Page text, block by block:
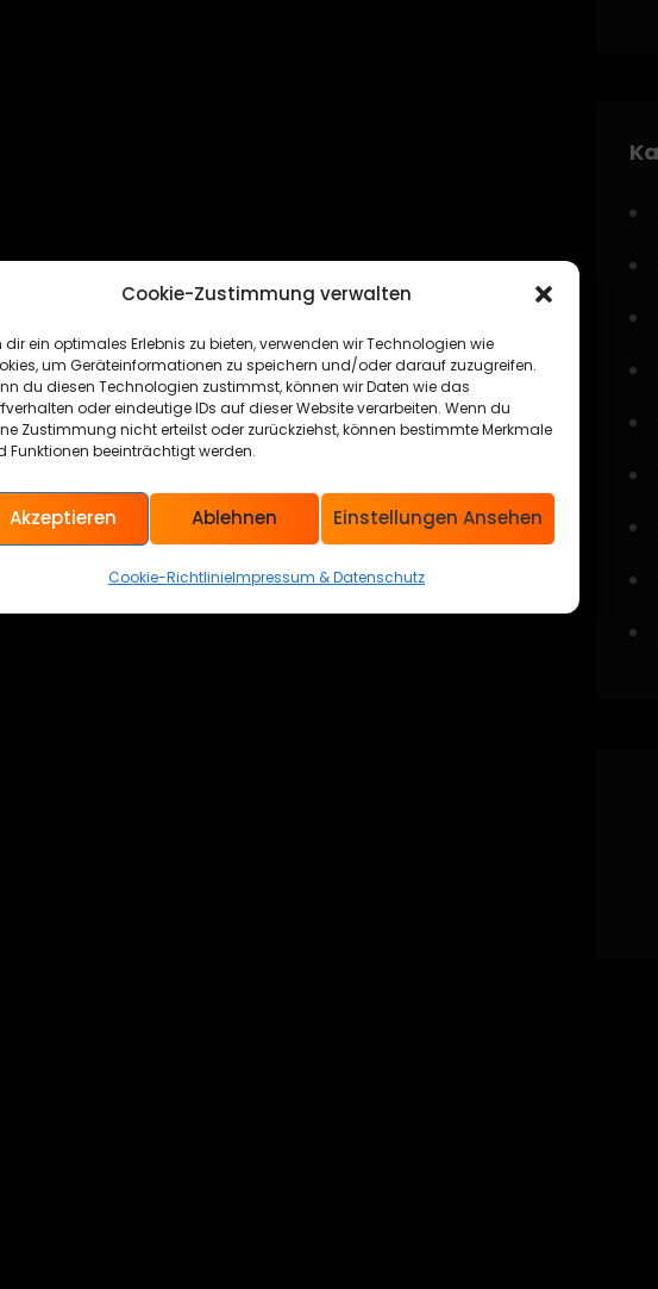
Cookie-Zustimmung verwalten
dir ein optimales Erlebnis zu bieten, verwenden wir Technologien wie
um Geräteinformationen zu speichern und/oder darauf zuzugreifen.
du diesen Technologien zustimmst, können wir Daten wie das
oder eindeutige IDs auf dieser Website verarbeiten. Wenn du
Zustimmung nicht erteilst oder zurückziehst, können bestimmte Merkmale
Funktionen beeinträchtigt werden.
Akzeptieren Ablehnen Einstellungen Ansehen
Cookie-RichtlinieImpressum & Datenschutz